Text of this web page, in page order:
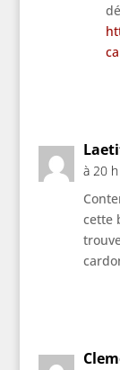
à 20
cette